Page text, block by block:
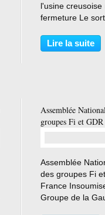
l'usine creusoise
fermeture Le
judiciaire, doit
Les salariés et
Lire la suite
Assemblée
groupes Fi et GDR
Assemblée
des groupes Fi
France
Groupe de la